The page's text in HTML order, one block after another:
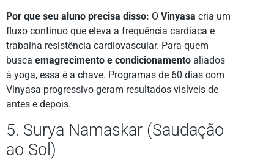
Por que seu aluno precisa disso: O Vinyasa cria um
fluxo contínuo que eleva a frequência cardíaca e
trabalha resistência cardiovascular. Para quem
busca emagrecimento e condicionamento aliados
à yoga, essa é a chave. Programas de 60 dias com
Vinyasa progressivo geram resultados visíveis de
antes e depois.
5. Surya Namaskar (Saudação
ao Sol)